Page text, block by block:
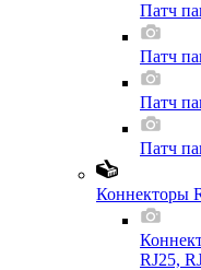
Патч
Патч
Патч
Патч
Коннекторы
RJ25,